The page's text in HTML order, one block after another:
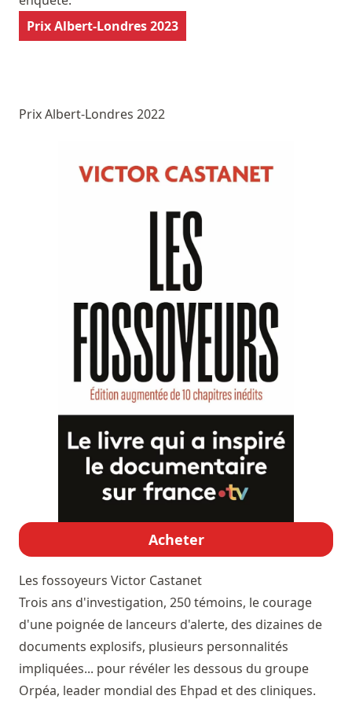
Prix Albert-Londres 2023
Prix Albert-Londres 2022
Acheter
Les fossoyeurs Victor Castanet
Trois ans d'investigation, 250 témoins, le courage
d'une poignée de lanceurs d'alerte, des dizaines de
documents explosifs, plusieurs personnalités
impliquées... pour révéler les dessous du groupe
Orpéa, leader mondial des Ehpad et des cliniques.